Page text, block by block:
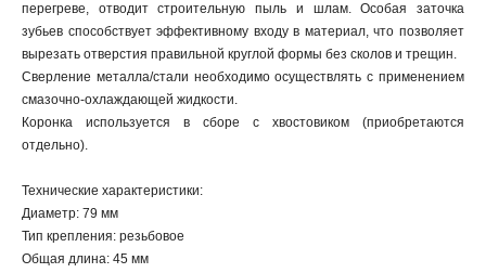
перегреве, отводит строительную пыль и шлам. Особая заточка
зубьев способствует эффективному входу в материал, что позволяет
вырезать отверстия правильной круглой формы без сколов и трещин.
Сверление металла/стали необходимо осуществлять с применением
смазочно-охлаждающей жидкости.
Коронка используется в сборе с хвостовиком (приобретаются
отдельно).
Технические характеристики:
Диаметр: 79 мм
Тип крепления: резьбовое
Общая длина: 45 мм